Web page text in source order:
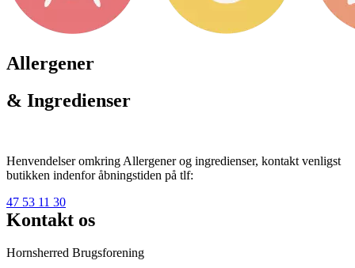
Allergener
& Ingredienser
Henvendelser omkring Allergener og ingredienser, kontakt venligst
butikken indenfor åbningstiden på tlf:
47 53 11 30
Kontakt os
Hornsherred Brugsforening